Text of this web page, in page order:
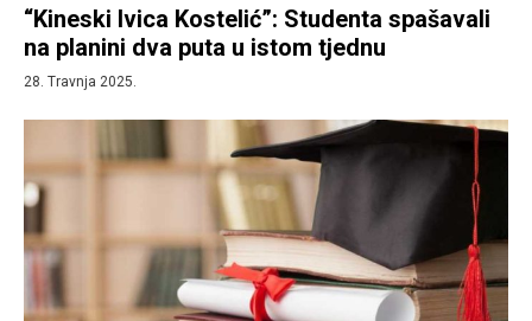
“Kineski Ivica Kostelić”: Studenta spašavali
na planini dva puta u istom tjednu
28. Travnja 2025.